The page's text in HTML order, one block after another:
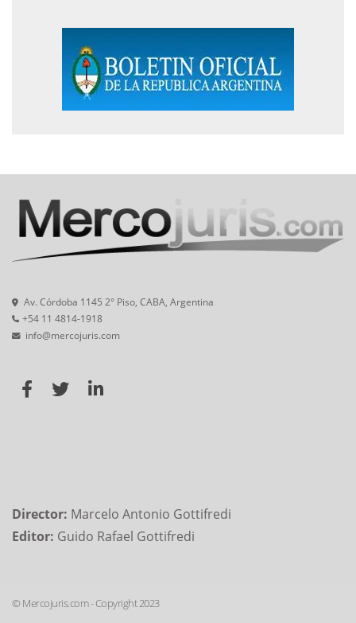
Av. Córdoba 1145 2° Piso, CABA, Argentina
+54 11 4814-1918
info@mercojuris.com
Director: Marcelo Antonio Gottifredi
Editor: Guido Rafael Gottifredi
© Mercojuris.com - Copyright 2023